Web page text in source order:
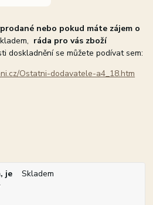
nebo pokud máte zájem o
ráda pro vás zboží
doskladnění se můžete podívat sem:
Ostatni-dodavatele-a4_18.htm
je
Skladem